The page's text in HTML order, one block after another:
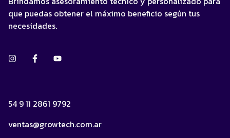
que puedas obtener el máximo beneficio según tus
necesidades.
54 9 11 2861 9792
ventas@growtech.com.ar